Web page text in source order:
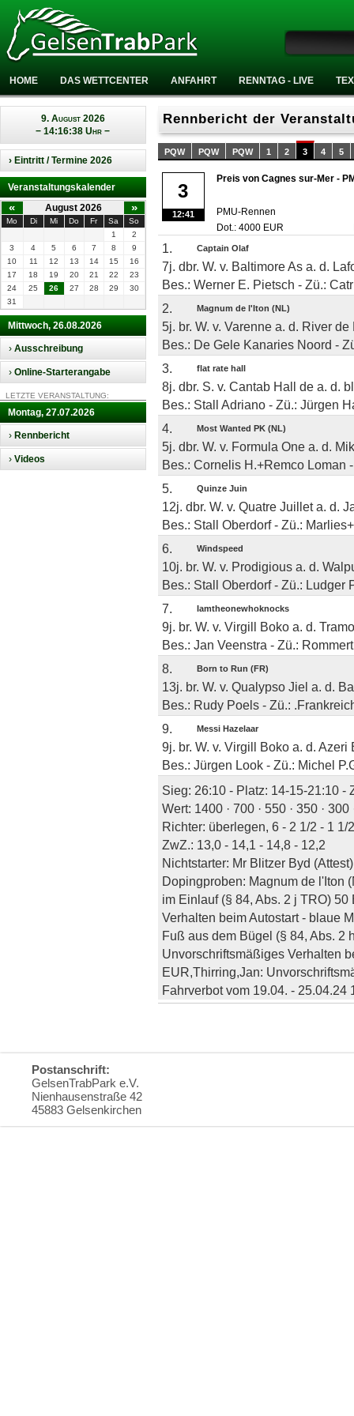
HOME DAS WETTCENTER ANFAHRT RENNTAG - LIVE
9. August 2026
− 14:16:38 Uhr −
› Eintritt / Termine 2026
Veranstaltungskalender
« August 2026 »
Mo Di Mi Do Fr Sa
So
1
2
3
4 5 6 7 8
9
10
11 12 13 14 15
16
17
18 19 20 21 22
23
24
25 26 27 28 29
30
31
Mittwoch, 26.08.2026
› Ausschreibung
› Online-Starterangabe
LETZTE VERANSTALTUNG:
Montag, 27.07.2026
› Rennbericht
› Videos
Rennbericht der
PQW PQW PQW 1 2 3 4 5
3
12:41
Preis von Cagnes sur-Mer -
PMU-Rennen
Dot.: 4000 EUR
1. Captain Olaf
7j. dbr. W. v. Baltimore As a. d.
Bes.: Werner E. Pietsch - Zü.:
2.
Magnum de l'Iton (NL)
5j. br. W. v. Varenne a. d. River
Bes.: De Gele Kanaries Noord -
3.
flat rate hall
8j. dbr. S. v. Cantab Hall de a. d.
Bes.: Stall Adriano - Zü.: Jürgen
4.
Most Wanted PK (NL)
5j. dbr. W. v. Formula One a. d.
Bes.: Cornelis H.+Remco Loman
5.
Quinze Juin
12j. dbr. W. v. Quatre Juillet a. d.
Bes.: Stall Oberdorf - Zü.:
6.
Windspeed
10j. br. W. v. Prodigious a. d.
Bes.: Stall Oberdorf - Zü.: Ludger
7.
Iamtheonewhoknocks
9j. br. W. v. Virgill Boko a. d.
Bes.: Jan Veenstra - Zü.:
8.
Born to Run (FR)
13j. br. W. v. Qualypso Jiel a. d.
Bes.: Rudy Poels - Zü.:
9.
Messi Hazelaar
9j. br. W. v. Virgill Boko a. d. Azeri
Bes.: Jürgen Look - Zü.: Michel
Sieg: 26:10 - Platz: 14-15-21:10 -
Wert: 1400 · 700 · 550 · 350 · 300
Richter: überlegen, 6 - 2 1/2 - 1 1/
ZwZ.: 13,0 - 14,1 - 14,8 - 12,2
Nichtstarter: Mr Blitzer Byd (Attest)
Dopingproben: Magnum de l'Iton
im Einlauf (§ 84, Abs. 2 j TRO)
Verhalten beim Autostart - blaue
Fuß aus dem Bügel (§ 84, Abs. 2
Unvorschriftsmäßiges Verhalten
EUR,Thirring,Jan:
Fahrverbot vom 19.04. - 25.04.24
Postanschrift:
GelsenTrabPark e.V.
Nienhausenstraße 42
45883 Gelsenkirchen